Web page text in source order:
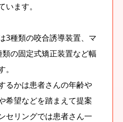
ます。
3種類の咬合誘導装置、マ
の固定式矯正装置など幅
るかは患者さんの年齢や
希望などを踏まえて提案
セリングでは患者さん一